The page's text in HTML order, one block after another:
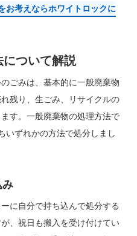
お考えならホワイトロックに
について解説
ごみは、基本的に一般廃棄物
残り、生ごみ、リサイクルの
す。一般廃棄物の処理方法で
いずれかの方法で処分しまし
み
に自分で持ち込んで処分する
、祝日も搬入を受け付けてい